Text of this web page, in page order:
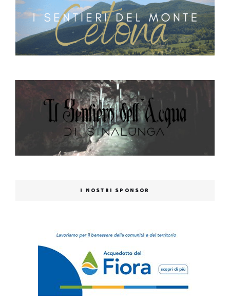
I NOSTRI SPONSOR